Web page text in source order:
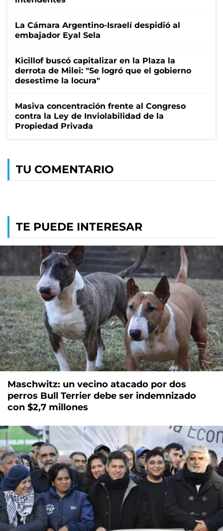
La Cámara Argentino-Israelí despidió al
embajador Eyal Sela
Kicillof buscó capitalizar en la Plaza la
derrota de Milei: "Se logró que el gobierno
desestime la locura"
Masiva concentración frente al Congreso
contra la Ley de Inviolabilidad de la
Propiedad Privada
TU COMENTARIO
TE PUEDE INTERESAR
Maschwitz: un vecino atacado por dos
perros Bull Terrier debe ser indemnizado
con $2,7 millones